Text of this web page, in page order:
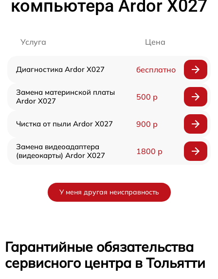
компьютера Ardor X027
Услуга Цена
Диагностика Ardor X027 бесплатно
Замена материнской платы
Ardor X027
500 р
Чистка от пыли Ardor X027 900 р
Замена видеоадаптера
(видеокарты) Ardor X027
1800 р
У меня другая неисправность
Гарантийные обязательства
сервисного центра в Тольятти